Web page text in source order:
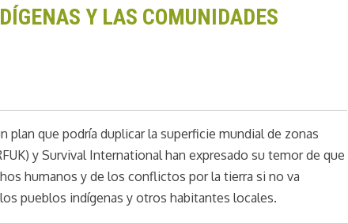
Y LAS COMUNIDADES
plan que podría duplicar la superficie mundial de zonas
y Survival International han expresado su temor de que
humanos y de los conflictos por la tierra si no va
pueblos indígenas y otros habitantes locales.